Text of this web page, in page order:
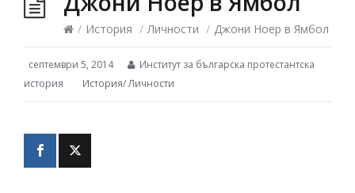
/ История / Личности / Джони Ноер в Ямбол
септември 5, 2014
Институт за българска протестантска
история
История/Личности